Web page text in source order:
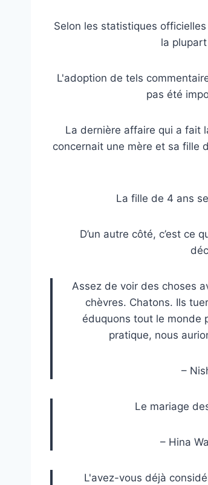
Selon les statistiques
la
L'adoption de tels
pas été
La dernière affaire qui a fait
concernait une mère et sa fille
La fille de 4 ans
D’un autre côté, c’est ce
Assez de voir des choses
chèvres. Chatons. Ils
éduquons tout le monde
pratique, nous
–
Le mariage
– Hina
L'avez-vous déjà